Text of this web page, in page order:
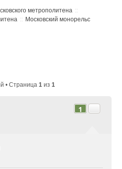
метрополитена
Московский монорельс
• Страница 1 из 1
1 Цитата